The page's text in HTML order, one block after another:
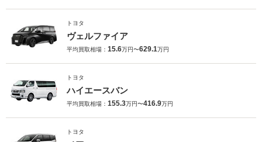
トヨタ
ヴェルファイア
平均買取相場： 15.6万円〜629.1万円
トヨタ
ハイエースバン
平均買取相場： 155.3万円〜416.9万円
トヨタ